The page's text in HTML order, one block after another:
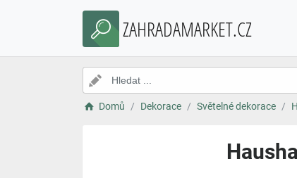
ZAHRADAMARKET.CZ
Domů Dekorace Světelné dekorace